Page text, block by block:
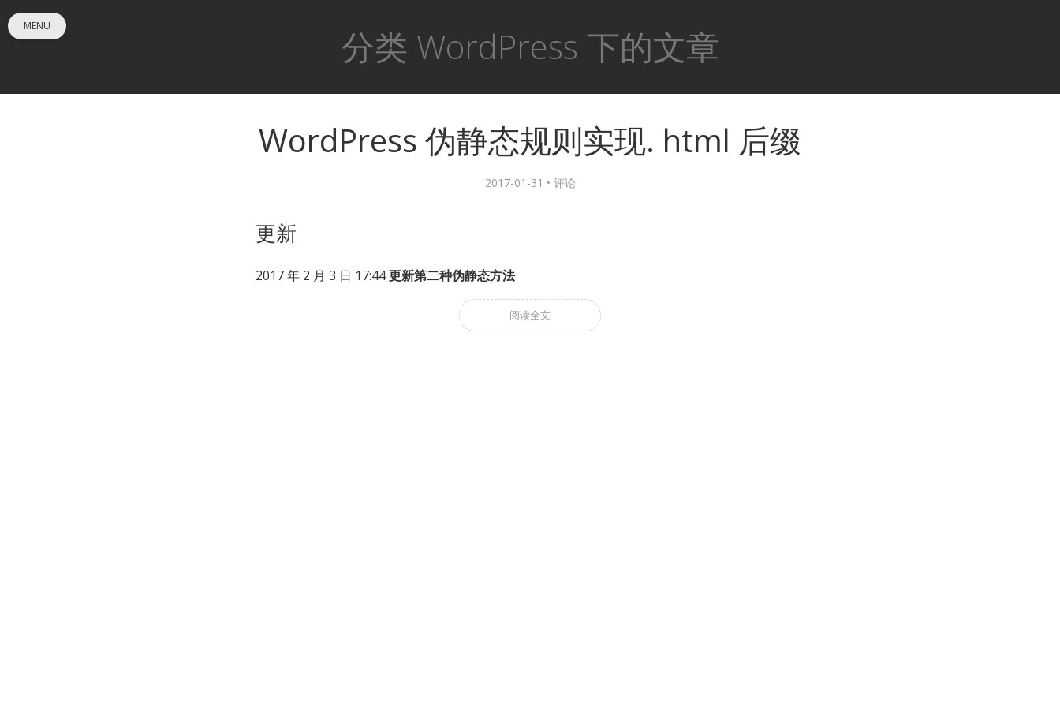
MENU 分类 WordPress 下的文章
WordPress 伪静态规则实现. html 后缀
2017-01-31 • 评论
更新
2017 年 2 月 3 日 17:44更新第二种伪静态方法
阅读全文